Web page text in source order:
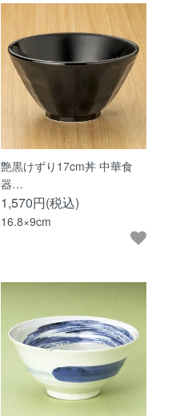
艶黒けずり17cm丼 中華食
器…
1,570円(税込)
16.8×9cm